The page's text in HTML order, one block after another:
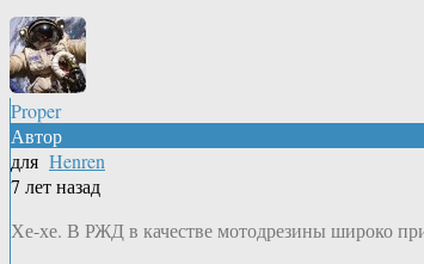
Proper
Автор
для Henren
7 лет назад
Хе-хе. В РЖД в качестве мотодрезины широко